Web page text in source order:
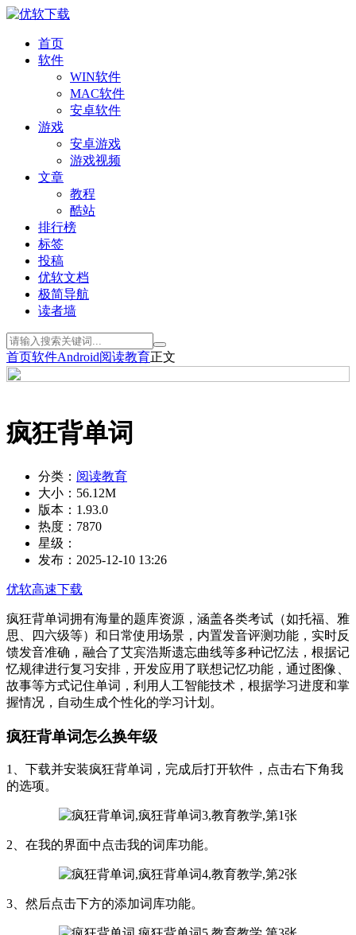
首页
软件
WIN软件
MAC软件
安卓软件
游戏
安卓游戏
游戏视频
文章
教程
酷站
排行榜
标签
投稿
优软文档
极简导航
读者墙
首页软件Android阅读教育正文
疯狂背单词
分类： 阅读教育
大小： 56.12M
版本： 1.93.0
热度： 7870
星级：
发布： 2025-12-10 13:26
优软高速下载
疯狂背单词拥有海量的题库资源，涵盖各类考试（如托福、雅
思、四六级等）和日常使用场景，内置发音评测功能，实时反
馈发音准确，融合了艾宾浩斯遗忘曲线等多种记忆法，根据记
忆规律进行复习安排，开发应用了联想记忆功能，通过图像、
故事等方式记住单词，利用人工智能技术，根据学习进度和掌
握情况，自动生成个性化的学习计划。
疯狂背单词怎么换年级
1、下载并安装疯狂背单词，完成后打开软件，点击右下角我
的选项。
2、在我的界面中点击我的词库功能。
3、然后点击下方的添加词库功能。